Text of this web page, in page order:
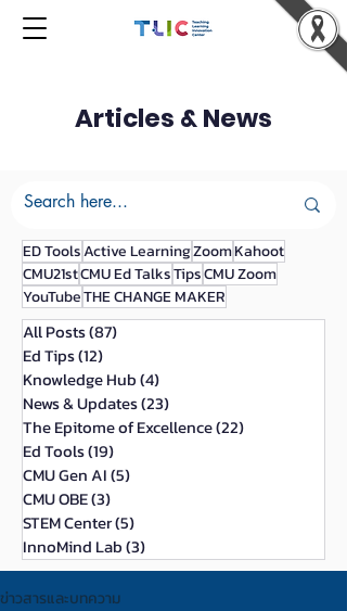
Articles & News
ED ToolsActive LearningZoomKahoot
CMU21stCMU Ed TalksTipsCMU Zoom
YouTubeTHE CHANGE MAKER
All Posts(87)
Ed Tips(12)
Knowledge Hub(4)
News & Updates(23)
The Epitome of Excellence(22)
Ed Tools(19)
CMU Gen AI(5)
CMU OBE(3)
STEM Center(5)
InnoMind Lab(3)
ข่าวสารและบทความ